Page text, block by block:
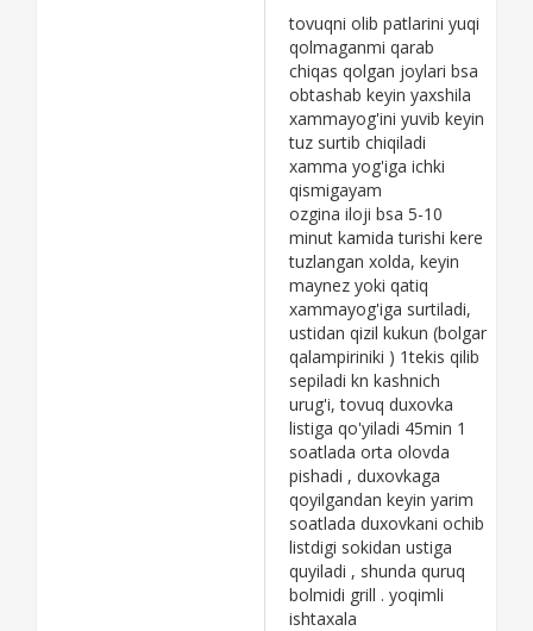
tovuqni olib patlarini yuqi
qolmaganmi qarab
chiqas qolgan joylari bsa
obtashab keyin yaxshila
xammayog'ini yuvib keyin
tuz surtib chiqiladi
xamma yog'iga ichki
qismigayam
ozgina iloji bsa 5-10
minut kamida turishi kere
tuzlangan xolda, keyin
maynez yoki qatiq
xammayog'iga surtiladi,
ustidan qizil kukun (bolgar
qalampiriniki ) 1tekis qilib
sepiladi kn kashnich
urug'i, tovuq duxovka
listiga qo'yiladi 45min 1
soatlada orta olovda
pishadi , duxovkaga
qoyilgandan keyin yarim
soatlada duxovkani ochib
listdigi sokidan ustiga
quyiladi , shunda quruq
bolmidi grill . yoqimli
ishtaxala